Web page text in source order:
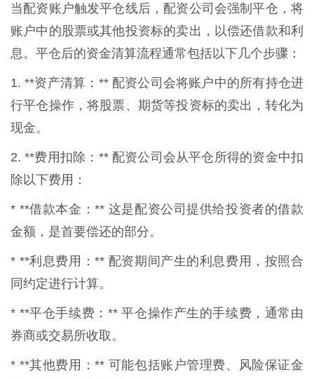
当配资账户触发平仓线后，配资公司会强制平仓，将
账户中的股票或其他投资标的卖出，以偿还借款和利
息。平仓后的资金清算流程通常包括以下几个步骤：
1. **资产清算：** 配资公司会将账户中的所有持仓进
行平仓操作，将股票、期货等投资标的卖出，转化为
现金。
2. **费用扣除：** 配资公司会从平仓所得的资金中扣
除以下费用：
* **借款本金：** 这是配资公司提供给投资者的借款
金额，是首要偿还的部分。
* **利息费用：** 配资期间产生的利息费用，按照合
同约定进行计算。
* **平仓手续费：** 平仓操作产生的手续费，通常由
券商或交易所收取。
* **其他费用：** 可能包括账户管理费、风险保证金